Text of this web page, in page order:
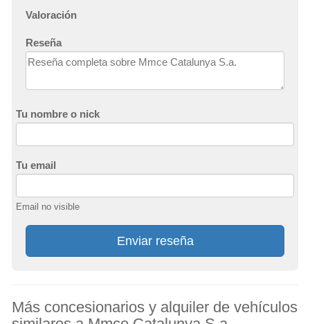
Valoración
Reseña
Tu nombre o nick
Tu email
Email no visible
Enviar reseña
Más concesionarios y alquiler de vehículos